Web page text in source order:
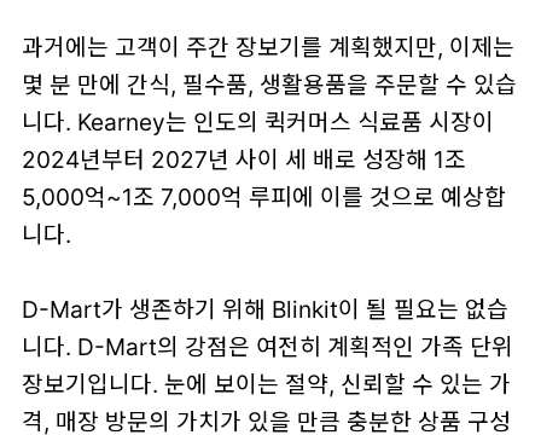
과거에는 고객이 주간 장보기를 계획했지만, 이제는
몇 분 만에 간식, 필수품, 생활용품을 주문할 수 있습
니다. Kearney는 인도의 퀵커머스 식료품 시장이
2024년부터 2027년 사이 세 배로 성장해 1조
5,000억~1조 7,000억 루피에 이를 것으로 예상합
니다.
D-Mart가 생존하기 위해 Blinkit이 될 필요는 없습
니다. D-Mart의 강점은 여전히 계획적인 가족 단위
장보기입니다. 눈에 보이는 절약, 신뢰할 수 있는 가
격, 매장 방문의 가치가 있을 만큼 충분한 상품 구성